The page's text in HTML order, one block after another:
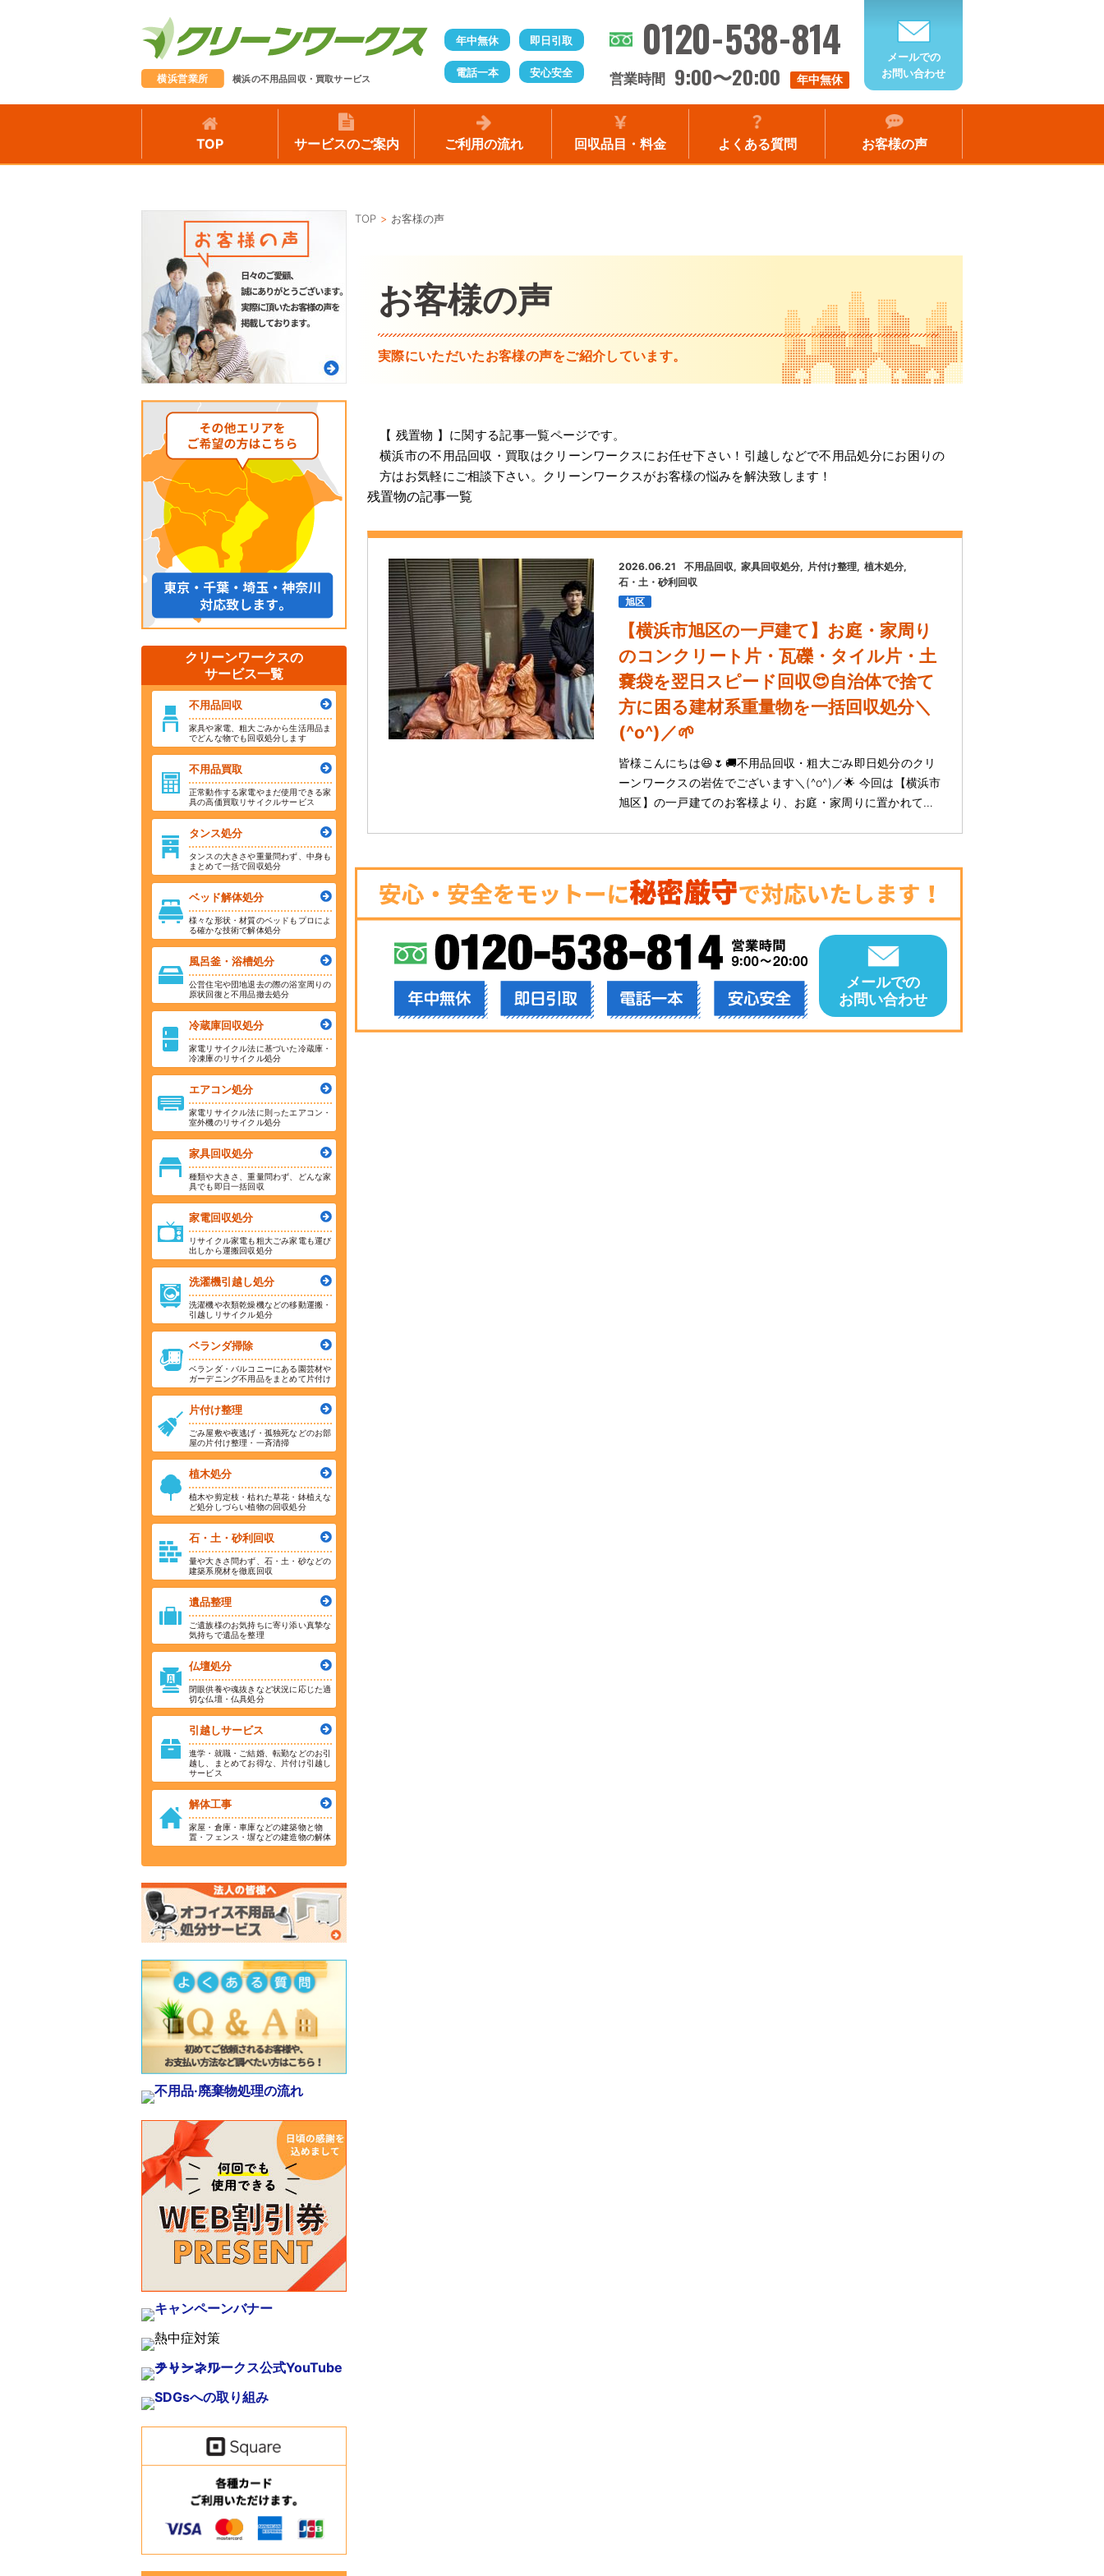
横浜営業所 横浜の不用品回収・買取サービス
年中無休 即日引取
電話一本 安心安全
0120-538-814
営業時間 9:00〜20:00 年中無休
メールでの
お問い合わせ
TOP サービスのご案内 ご利用の流れ 回収品目・料金 よくある質問 お客様の声
TOP お客様の声
お客様の声
実際にいただいたお客様の声をご紹介しています。
【 残置物 】に関する記事一覧ページです。
横浜市の不用品回収・買取はクリーンワークスにお任せ下さい！引越しなどで不用品処分にお困りの
方はお気軽にご相談下さい。クリーンワークスがお客様の悩みを解決致します！
残置物の記事一覧
2026.06.21 不用品回収 家具回収処分 片付け整理 植木処分
石・土・砂利回収
旭区
【横浜市旭区の一戸建て】お庭・家周り
のコンクリート片・瓦礫・タイル片・土
嚢袋を翌日スピード回収😍自治体で捨て
方に困る建材系重量物を一括回収処分＼
(^o^)／🌱
皆様こんにちは😆🌷🚚不用品回収・粗大ごみ即日処分のクリ
ーンワークスの岩佐でございます＼(^o^)／🌟 今回は【横浜市
旭区】の一戸建てのお客様より、お庭・家周りに置かれて…
メールでの
お問い合わせ
クリーンワークスの
サービス一覧
不用品回収
家具や家電、粗大ごみから生活用品ま
でどんな物でも回収処分します
不用品買取
正常動作する家電やまだ使用できる家
具の高価買取リサイクルサービス
タンス処分
タンスの大きさや重量問わず、中身も
まとめて一括で回収処分
ベッド解体処分
様々な形状・材質のベッドもプロによ
る確かな技術で解体処分
風呂釜・浴槽処分
公営住宅や団地退去の際の浴室周りの
原状回復と不用品撤去処分
冷蔵庫回収処分
家電リサイクル法に基づいた冷蔵庫・
冷凍庫のリサイクル処分
エアコン処分
家電リサイクル法に則ったエアコン・
室外機のリサイクル処分
家具回収処分
種類や大きさ、重量問わず、どんな家
具でも即日一括回収
家電回収処分
リサイクル家電も粗大ごみ家電も運び
出しから運搬回収処分
洗濯機引越し処分
洗濯機や衣類乾燥機などの移動運搬・
引越しリサイクル処分
ベランダ掃除
ベランダ・バルコニーにある園芸材や
ガーデニング不用品をまとめて片付け
片付け整理
ごみ屋敷や夜逃げ・孤独死などのお部
屋の片付け整理・一斉清掃
植木処分
植木や剪定枝・枯れた草花・鉢植えな
ど処分しづらい植物の回収処分
石・土・砂利回収
量や大きさ問わず、石・土・砂などの
建築系廃材を徹底回収
遺品整理
ご遺族様のお気持ちに寄り添い真摯な
気持ちで遺品を整理
仏壇処分
閉眼供養や魂抜きなど状況に応じた適
切な仏壇・仏具処分
引越しサービス
進学・就職・ご結婚、転勤などのお引
越し、まとめてお得な、片付け引越し
サービス
解体工事
家屋・倉庫・車庫などの建築物と物
置・フェンス・塀などの建造物の解体